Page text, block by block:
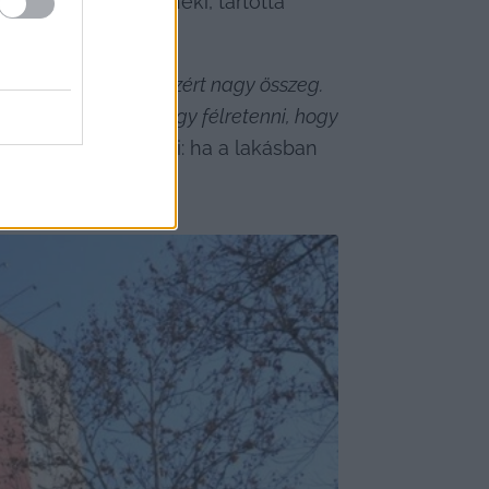
16 ezer forint azért nagy összeg.
de mikor tudok így félretenni, hogy
azt is megjegyzi: ha a lakásban
a szerelőt.